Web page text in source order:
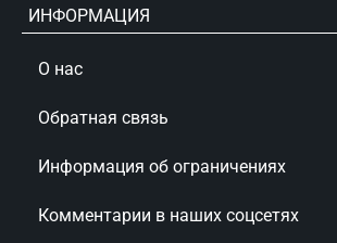
ИНФОРМАЦИЯ
О нас
Обратная связь
Информация об ограничениях
Комментарии в наших соцсетях